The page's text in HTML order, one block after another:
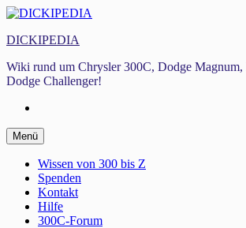
Zum
springen
DICKIPEDIA
Wiki rund um Chrysler 300C, Dodge Magnum,
Dodge Challenger!
Menü Zum
Inhalt
springen
Wissen von 300 bis Z
Spenden
Kontakt
Hilfe
300C-Forum